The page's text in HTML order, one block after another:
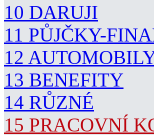
10 DARUJI
11 PŮJČKY-
12
13 BENEFITY
14 RŮZNÉ
15 PRACOVNÍ